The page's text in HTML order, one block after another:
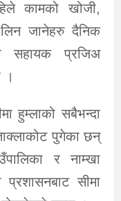
कामको खोजी,
लिन जानेहरु दैनिक
सहायक प्रजिअ
।
हुम्लाको सबैभन्दा
पुगेका छन्
र नाम्खा
प्रशासनबाट सीमा